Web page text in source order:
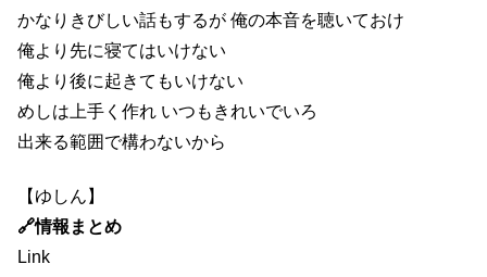
かなりきびしい話もするが 俺の本音を聴いておけ
俺より先に寝てはいけない
俺より後に起きてもいけない
めしは上手く作れ いつもきれいでいろ
出来る範囲で構わないから
【ゆしん】
🔗情報まとめ
Link